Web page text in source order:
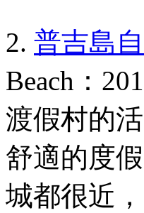
2. 普吉島
Beach ：
渡假村的
舒適的度
城都很近